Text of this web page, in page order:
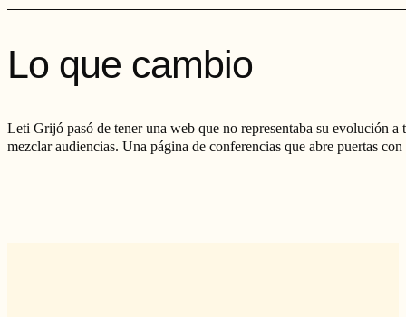
Lo que cambio
Leti Grijó pasó de tener una web que no representaba su evolución
mezclar audiencias. Una página de conferencias que abre puertas